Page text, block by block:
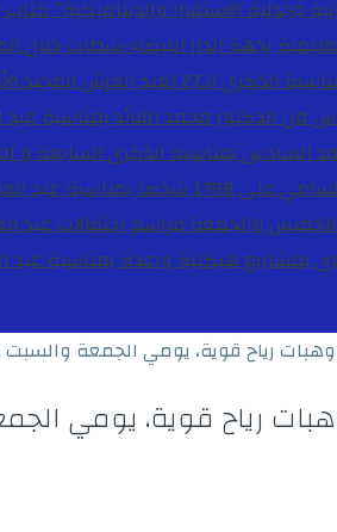
وجدلية الاستقرار والديناميكية”كتاب
لعيد العرش المجيد
من الدكتور محمد الفائد بمناسبة
السادس بمناسبة الذكرى السابعة و
عيد العرش المجيد
والجمعة مراسم احتفالات عيد
بمشاريع هيكلية واعدة بمناسبة
رياح قوية، يومي الجمعة
رياح قوية، يومي